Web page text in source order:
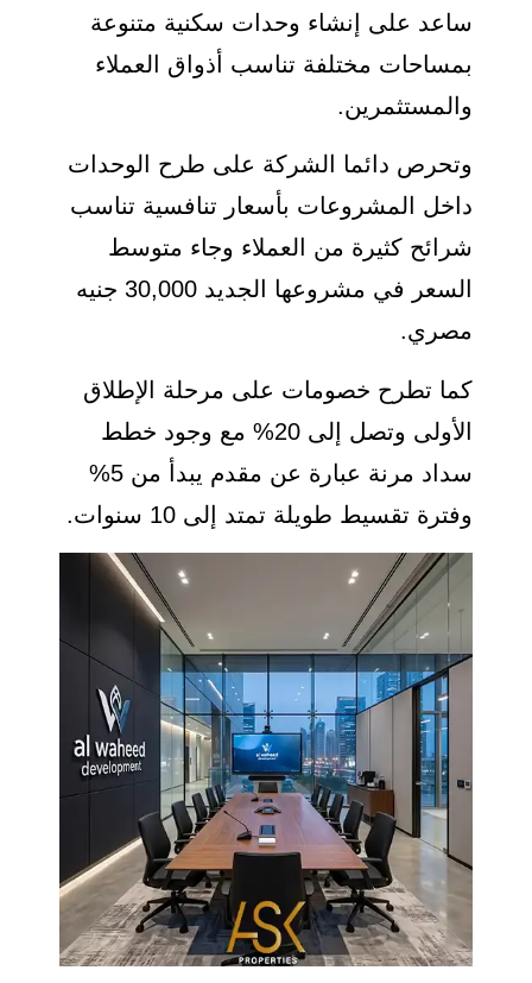
ساعد على إنشاء وحدات سكنية متنوعة
بمساحات مختلفة تناسب أذواق العملاء
والمستثمرين.
وتحرص دائما الشركة على طرح الوحدات
داخل المشروعات بأسعار تنافسية تناسب
شرائح كثيرة من العملاء وجاء متوسط
السعر في مشروعها الجديد 30,000 جنيه
مصري.
كما تطرح خصومات على مرحلة الإطلاق
الأولى وتصل إلى 20% مع وجود خطط
سداد مرنة عبارة عن مقدم يبدأ من 5%
وفترة تقسيط طويلة تمتد إلى 10 سنوات.